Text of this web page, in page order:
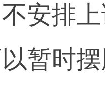
安排
暂时